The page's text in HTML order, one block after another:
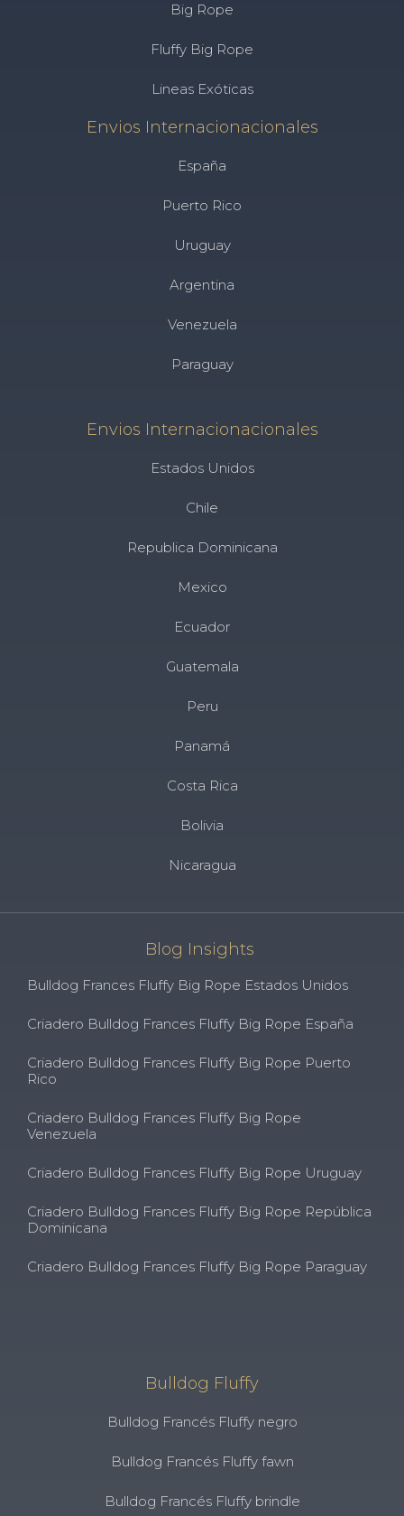
Big Rope
Fluffy Big Rope
Lineas Exóticas
Envios Internacionacionales
España
Puerto Rico
Uruguay
Argentina
Venezuela
Paraguay
Envios Internacionacionales
Estados Unidos
Chile
Republica Dominicana
Mexico
Ecuador
Guatemala
Peru
Panamá
Costa Rica
Bolivia
Nicaragua
Blog Insights
Bulldog Frances Fluffy Big Rope Estados Unidos
Criadero Bulldog Frances Fluffy Big Rope España
Criadero Bulldog Frances Fluffy Big Rope Puerto
Rico
Criadero Bulldog Frances Fluffy Big Rope
Venezuela
Criadero Bulldog Frances Fluffy Big Rope Uruguay
Criadero Bulldog Frances Fluffy Big Rope República
Dominicana
Criadero Bulldog Frances Fluffy Big Rope Paraguay
Bulldog Fluffy
Bulldog Francés Fluffy negro
Bulldog Francés Fluffy fawn
Bulldog Francés Fluffy brindle